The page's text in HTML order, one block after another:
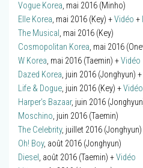
Vogue Korea, mai 2016 (Minho)
Elle Korea, mai 2016 (Key) +Vidéo +
The Musical , mai 2016 (Key)
Cosmopolitan Korea, mai 2016
W Korea, mai 2016 (Taemin) +Vidéo
Dazed Korea, juin 2016 (Jonghyun) +
Life & Dogue, juin 2016 (Key) +Vidéo
Harper’s Bazaar, juin 2016
Moschino, juin 2016 (Taemin)
The Celebrity, juillet 2016 (Jonghyun)
Oh! Boy, août 2016 (Jonghyun)
Diesel , août 2016 (Taemin) +Vidéo